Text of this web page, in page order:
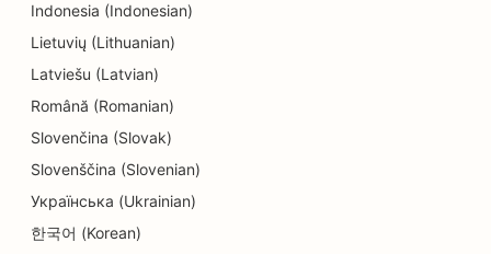
Indonesia (Indonesian)
Lietuvių (Lithuanian)
Latviešu (Latvian)
Română (Romanian)
Slovenčina (Slovak)
Slovenščina (Slovenian)
Українська (Ukrainian)
한국어 (Korean)